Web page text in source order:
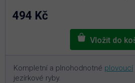
494 Kč
Kompletní a plnohodnotné plovoucí
jezírkové ryby.